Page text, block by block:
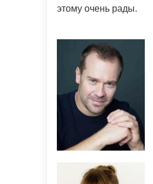
этому очень рады.